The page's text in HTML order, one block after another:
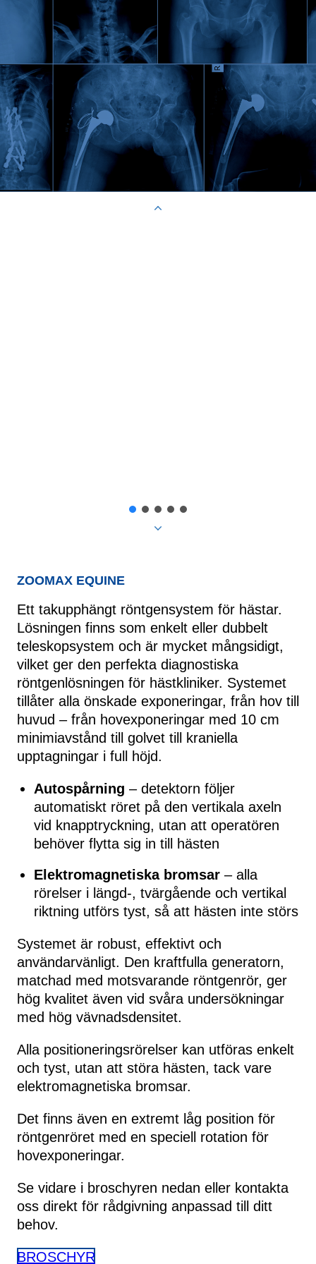
ZOOMAX EQUINE
Ett takupphängt röntgensystem för hästar.
Lösningen finns som enkelt eller dubbelt
teleskopsystem och är mycket mångsidigt,
vilket ger den perfekta diagnostiska
röntgenlösningen för hästkliniker. Systemet
tillåter alla önskade exponeringar, från hov till
huvud – från hovexponeringar med 10 cm
minimiavstånd till golvet till kraniella
upptagningar i full höjd.
Autospårning – detektorn följer
automatiskt röret på den vertikala axeln
vid knapptryckning, utan att operatören
behöver flytta sig in till hästen
Elektromagnetiska bromsar – alla
rörelser i längd-, tvärgående och vertikal
riktning utförs tyst, så att hästen inte störs
Systemet är robust, effektivt och
användarvänligt. Den kraftfulla generatorn,
matchad med motsvarande röntgenrör, ger
hög kvalitet även vid svåra undersökningar
med hög vävnadsdensitet.
Alla positioneringsrörelser kan utföras enkelt
och tyst, utan att störa hästen, tack vare
elektromagnetiska bromsar.
Det finns även en extremt låg position för
röntgenröret med en speciell rotation för
hovexponeringar.
Se vidare i broschyren nedan eller kontakta
oss direkt för rådgivning anpassad till ditt
behov.
BROSCHYR